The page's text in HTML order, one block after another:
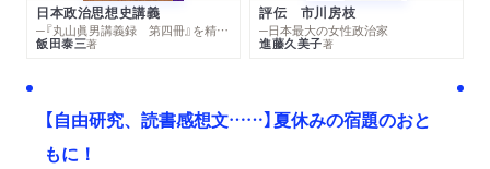
日本政治思想史講義
─『丸山眞男講義録 第四冊』を精読する
飯田泰三著
評伝 市川房枝
─日本最大の女性政治家
進藤久美子著
【自由研究、読書感想文……】夏休みの宿題のおと
もに！